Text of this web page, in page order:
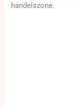
handelszone.